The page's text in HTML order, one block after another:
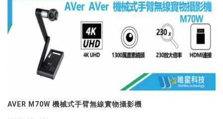
AVER M70W 機械式手臂無線實物攝影機